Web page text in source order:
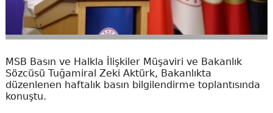
MSB Basın ve Halkla İlişkiler Müşaviri ve Bakanlık
Sözcüsü Tuğamiral Zeki Aktürk, Bakanlıkta
düzenlenen haftalık basın bilgilendirme toplantısında
konuştu.